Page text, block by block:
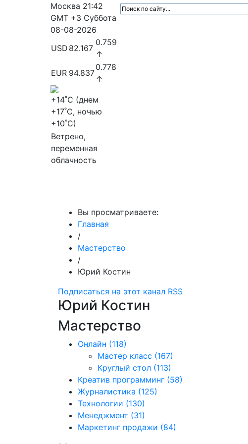
Москва 21:42
GMT +3 Суббота
08-08-2026
USD 82.167
0.759
↑
EUR 94.837
0.778
↑
+14˚C (днем
+17˚C, ночью
+10˚C)
Ветрено,
переменная
облачность
Вы просматриваете:
Главная
/
Мастерство
/
Юрий Костин
Подписаться на этот канал RSS
Юрий Костин
Мастерство
Онлайн (118)
Мастер класс (167)
Круглый стол (113)
Креатив программинг (58)
Журналистика (125)
Технологии (130)
Менеджмент (31)
Маркетинг продажи (84)